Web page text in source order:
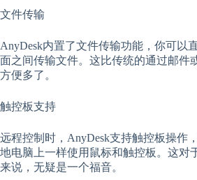
文件传输
AnyDesk内置了文件传输功能，你可以
面之间传输文件。这比传统的通过邮件
方便多了。
触控板支持
远程控制时，AnyDesk支持触控板操作
地电脑上一样使用鼠标和触控板。这对
来说，无疑是一个福音。